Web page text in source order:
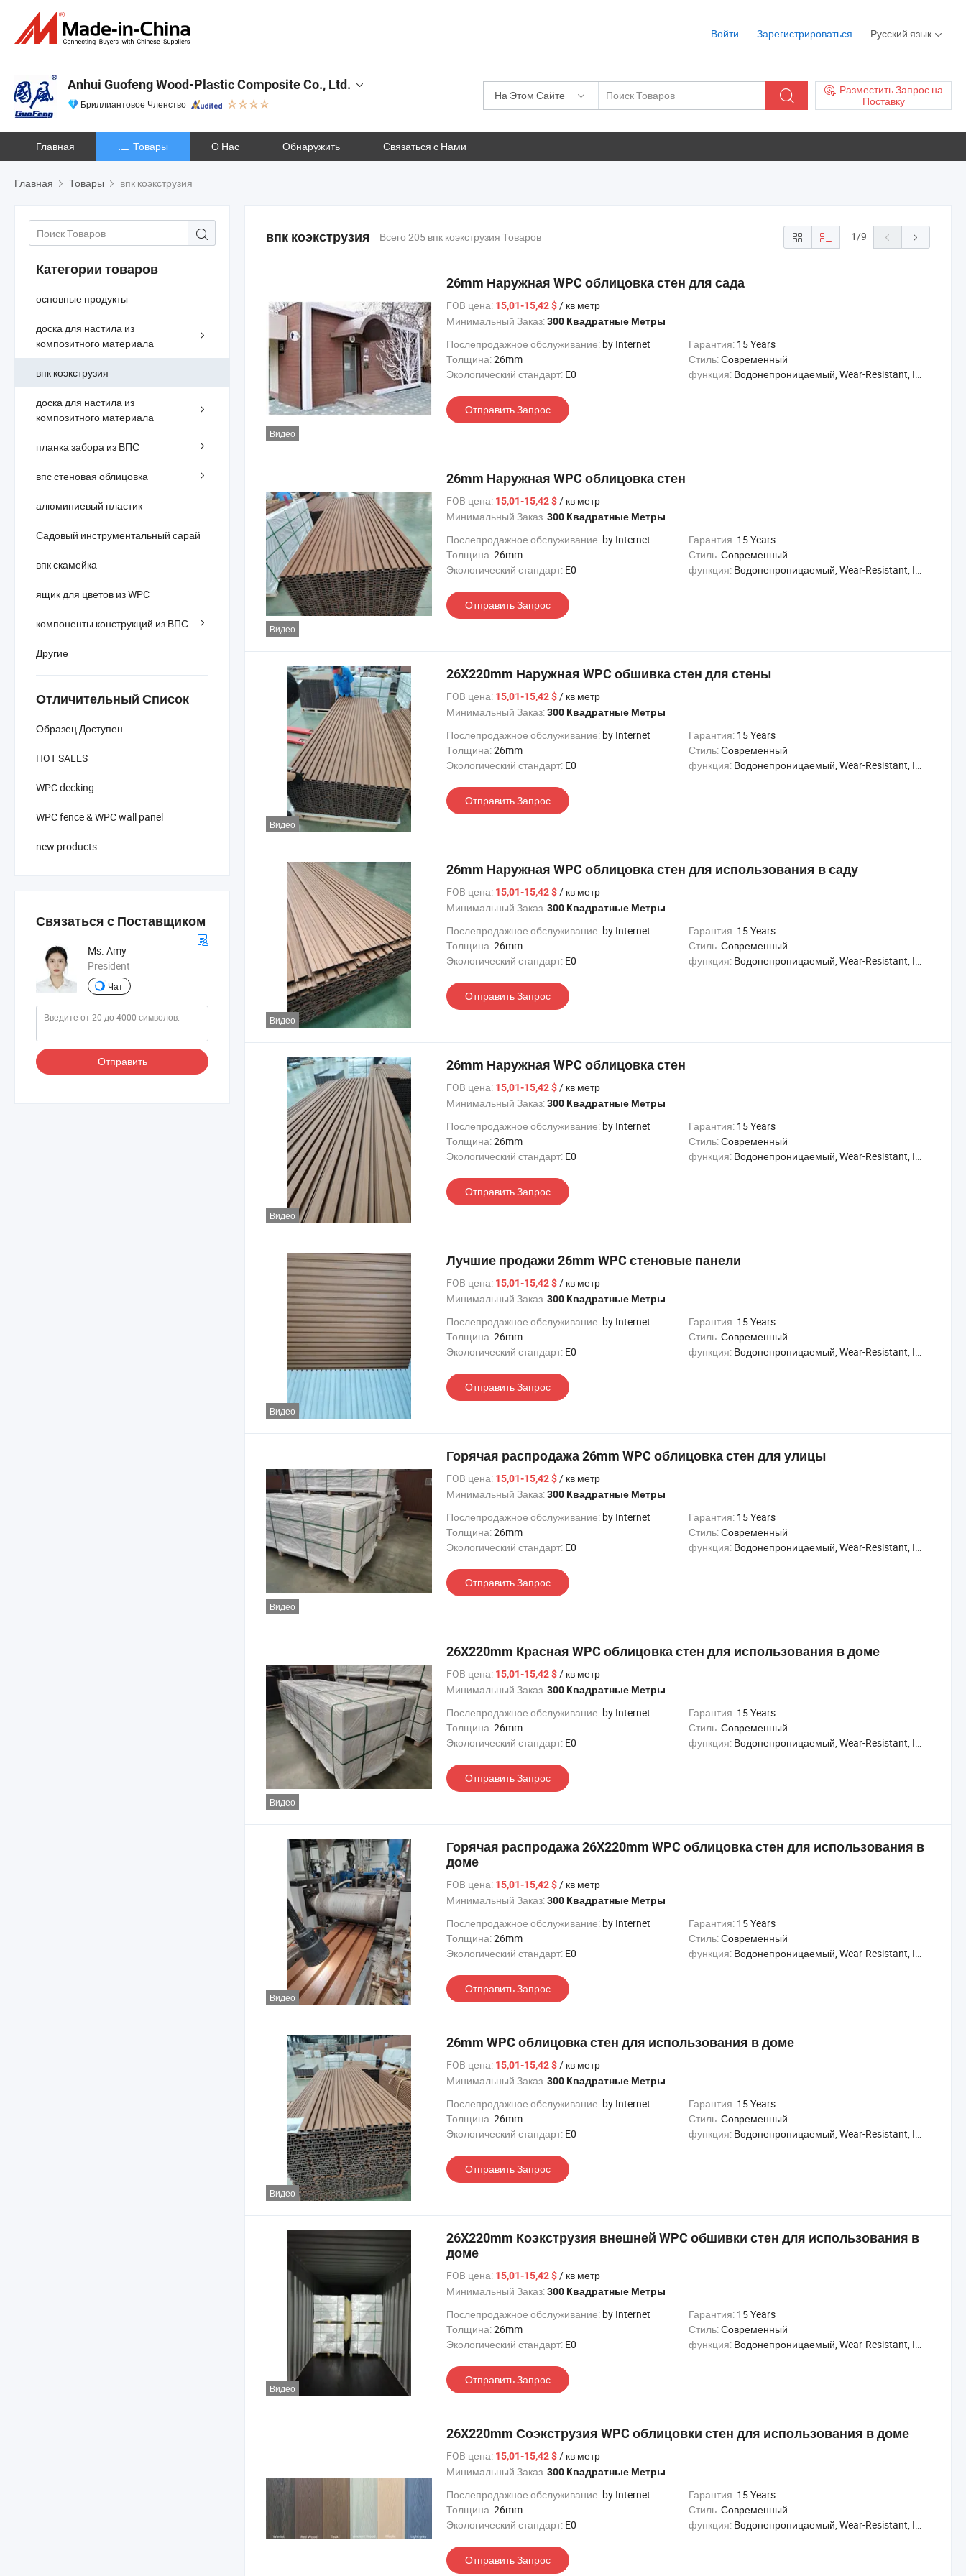
Войти Зарегистрироваться Русский язык
На Этом Сайте
Разместить Запрос на
Поставку
Anhui Guofeng Wood-Plastic Composite Co., Ltd.
Бриллиантовое Членство
Главная Товары О Нас Обнаружить Связаться с Нами
Главная Товары впк коэкструзия
Категории товаров
основные продукты
доска для настила из
композитного материала
впк коэкструзия
доска для настила из
композитного материала
планка забора из ВПС
впс стеновая облицовка
алюминиевый пластик
Садовый инструментальный сарай
впк скамейка
ящик для цветов из WPC
компоненты конструкций из ВПС
Другие
Отличительный Список
Образец Доступен
HOT SALES
WPC decking
WPC fence & WPC wall panel
new products
Связаться с Поставщиком
Ms. Amy
President
Чат
Отправить
впк коэкструзия Всего 205 впк коэкструзия Товаров 1/9
Видео
26mm Наружная WPC облицовка стен для сада
FOB цена: 15,01-15,42 $/ кв метр
Минимальный Заказ:300 Квадратные Метры
Послепродажное обслуживание: by Internet Гарантия: 15 Years
Толщина:26mm Стиль:Современный
Экологический стандарт: E0 функция: Водонепроницаемый, Wear-Resistant, Insect-Resistant
Отправить Запрос
Видео
26mm Наружная WPC облицовка стен
FOB цена: 15,01-15,42 $/ кв метр
Минимальный Заказ:300 Квадратные Метры
Послепродажное обслуживание: by Internet Гарантия: 15 Years
Толщина:26mm Стиль:Современный
Экологический стандарт: E0 функция: Водонепроницаемый, Wear-Resistant, Insect-Resistant
Отправить Запрос
Видео
26X220mm Наружная WPC обшивка стен для стены
FOB цена: 15,01-15,42 $/ кв метр
Минимальный Заказ:300 Квадратные Метры
Послепродажное обслуживание: by Internet Гарантия: 15 Years
Толщина:26mm Стиль:Современный
Экологический стандарт: E0 функция: Водонепроницаемый, Wear-Resistant, Insect-Resistant
Отправить Запрос
Видео
26mm Наружная WPC облицовка стен для использования в саду
FOB цена: 15,01-15,42 $/ кв метр
Минимальный Заказ:300 Квадратные Метры
Послепродажное обслуживание: by Internet Гарантия: 15 Years
Толщина:26mm Стиль:Современный
Экологический стандарт: E0 функция: Водонепроницаемый, Wear-Resistant, Insect-Resistant
Отправить Запрос
Видео
26mm Наружная WPC облицовка стен
FOB цена: 15,01-15,42 $/ кв метр
Минимальный Заказ:300 Квадратные Метры
Послепродажное обслуживание: by Internet Гарантия: 15 Years
Толщина:26mm Стиль:Современный
Экологический стандарт: E0 функция: Водонепроницаемый, Wear-Resistant, Insect-Resistant
Отправить Запрос
Видео
Лучшие продажи 26mm WPC стеновые панели
FOB цена: 15,01-15,42 $/ кв метр
Минимальный Заказ:300 Квадратные Метры
Послепродажное обслуживание: by Internet Гарантия: 15 Years
Толщина:26mm Стиль:Современный
Экологический стандарт: E0 функция: Водонепроницаемый, Wear-Resistant, Insect-Resistant
Отправить Запрос
Видео
Горячая распродажа 26mm WPC облицовка стен для улицы
FOB цена: 15,01-15,42 $/ кв метр
Минимальный Заказ:300 Квадратные Метры
Послепродажное обслуживание: by Internet Гарантия: 15 Years
Толщина:26mm Стиль:Современный
Экологический стандарт: E0 функция: Водонепроницаемый, Wear-Resistant, Insect-Resistant
Отправить Запрос
Видео
26X220mm Красная WPC облицовка стен для использования в доме
FOB цена: 15,01-15,42 $/ кв метр
Минимальный Заказ:300 Квадратные Метры
Послепродажное обслуживание: by Internet Гарантия: 15 Years
Толщина:26mm Стиль:Современный
Экологический стандарт: E0 функция: Водонепроницаемый, Wear-Resistant, Insect-Resistant
Отправить Запрос
Видео
Горячая распродажа 26X220mm WPC облицовка стен для использования в
доме
FOB цена: 15,01-15,42 $/ кв метр
Минимальный Заказ:300 Квадратные Метры
Послепродажное обслуживание: by Internet Гарантия: 15 Years
Толщина:26mm Стиль:Современный
Экологический стандарт: E0 функция: Водонепроницаемый, Wear-Resistant, Insect-Resistant
Отправить Запрос
Видео
26mm WPC облицовка стен для использования в доме
FOB цена: 15,01-15,42 $/ кв метр
Минимальный Заказ:300 Квадратные Метры
Послепродажное обслуживание: by Internet Гарантия: 15 Years
Толщина:26mm Стиль:Современный
Экологический стандарт: E0 функция: Водонепроницаемый, Wear-Resistant, Insect-Resistant
Отправить Запрос
Видео
26X220mm Коэкструзия внешней WPC обшивки стен для использования в
доме
FOB цена: 15,01-15,42 $/ кв метр
Минимальный Заказ:300 Квадратные Метры
Послепродажное обслуживание: by Internet Гарантия: 15 Years
Толщина:26mm Стиль:Современный
Экологический стандарт: E0 функция: Водонепроницаемый, Wear-Resistant, Insect-Resistant
Отправить Запрос
26X220mm Соэкструзия WPC облицовки стен для использования в доме
FOB цена: 15,01-15,42 $/ кв метр
Минимальный Заказ:300 Квадратные Метры
Послепродажное обслуживание: by Internet Гарантия: 15 Years
Толщина:26mm Стиль:Современный
Экологический стандарт: E0 функция: Водонепроницаемый, Wear-Resistant, Insect-Resistant
Отправить Запрос